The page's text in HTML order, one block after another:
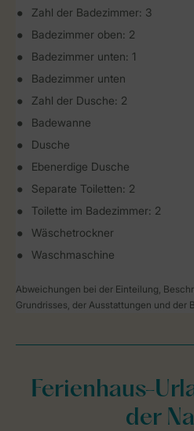
Zahl der Badezimmer: 3
Badezimmer oben: 2
Badezimmer unten: 1
Badezimmer unten
Zahl der Dusche: 2
Badewanne
Dusche
Ebenerdige Dusche
Separate Toiletten: 2
Toilette im Badezimmer: 2
Wäschetrockner
Waschmaschine
Abweichungen bei der Einteilung,
Grundrisses, der Ausstattungen und der
Ferienhaus-
der